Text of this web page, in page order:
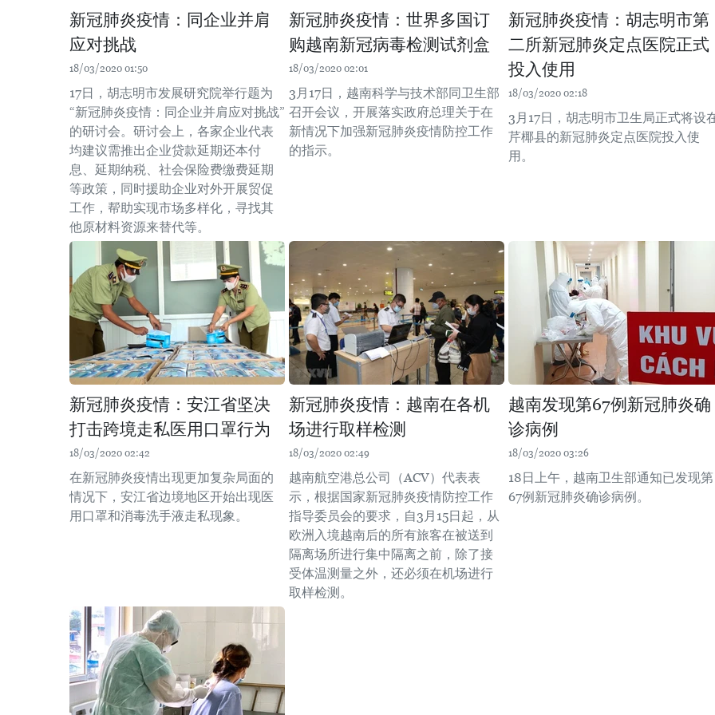
新冠肺炎疫情：同企业并肩
应对挑战
18/03/2020 01:50
17日，胡志明市发展研究院举行题为
“新冠肺炎疫情：同企业并肩应对挑战”
的研讨会。研讨会上，各家企业代表
均建议需推出企业贷款延期还本付
息、延期纳税、社会保险费缴费延期
等政策，同时援助企业对外开展贸促
工作，帮助实现市场多样化，寻找其
他原材料资源来替代等。
新冠肺炎疫情：世界多国订
购越南新冠病毒检测试剂盒
18/03/2020 02:01
3月17日，越南科学与技术部同卫生部
召开会议，开展落实政府总理关于在
新情况下加强新冠肺炎疫情防控工作
的指示。
新冠肺炎疫情：胡志明市第
二所新冠肺炎定点医院正式
投入使用
18/03/2020 02:18
3月17日，胡志明市卫生局正式将设
芹椰县的新冠肺炎定点医院投入使
用。
新冠肺炎疫情：安江省坚决
打击跨境走私医用口罩行为
18/03/2020 02:42
在新冠肺炎疫情出现更加复杂局面的
情况下，安江省边境地区开始出现医
用口罩和消毒洗手液走私现象。
新冠肺炎疫情：越南在各机
场进行取样检测
18/03/2020 02:49
越南航空港总公司（ACV）代表表
示，根据国家新冠肺炎疫情防控工作
指导委员会的要求，自3月15日起，从
欧洲入境越南后的所有旅客在被送到
隔离场所进行集中隔离之前，除了接
受体温测量之外，还必须在机场进行
取样检测。
越南发现第67例新冠肺炎确
诊病例
18/03/2020 03:26
18日上午，越南卫生部通知已发现第
67例新冠肺炎确诊病例。